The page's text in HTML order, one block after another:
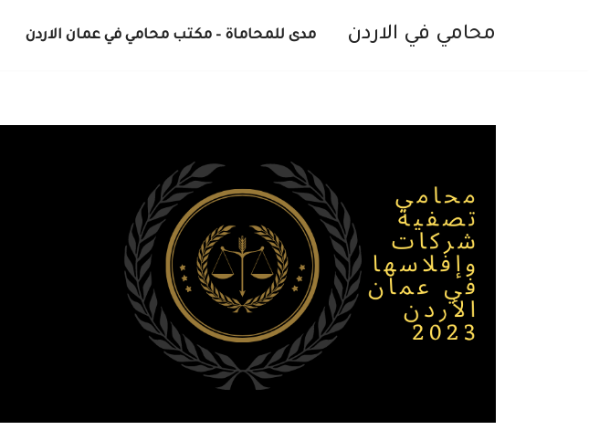
محامي في الاردن مدى للمحاماة – مكتب محامي في عمان الاردن